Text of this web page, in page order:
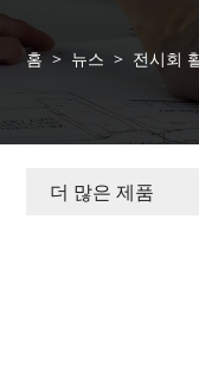
홈 > 뉴스 > 전시회
더 많은 제품